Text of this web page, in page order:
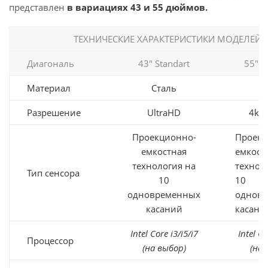
представлен в вариациях 43 и 55 дюймов.
ТЕХНИЧЕСКИЕ ХАРАКТЕРИСТИКИ МОДЕЛЕЙ
Диагональ 43" Standart 55"
Материал Сталь
Разрешение UltraHD 4k
Тип сенсора
Проекционно-
емкостная
технология на
10
одновременных
касаний
10
Процессор
Intel Core i3/i5/i7
(на выбор)
Intel
(на